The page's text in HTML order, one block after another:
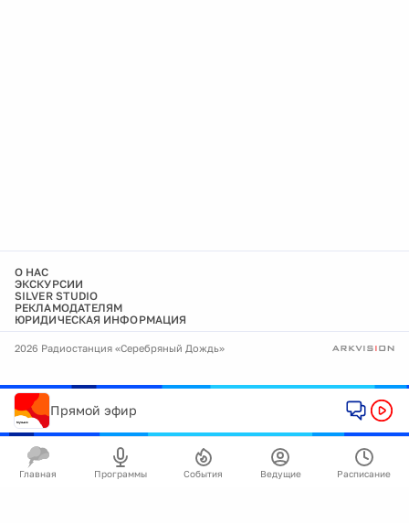
О НАС
ЭКСКУРСИИ
SILVER STUDIO
РЕКЛАМОДАТЕЛЯМ
ЮРИДИЧЕСКАЯ ИНФОРМАЦИЯ
2026 Радиостанция «Серебряный Дождь»
Прямой эфир
Главная Программы События Ведущие Расписание